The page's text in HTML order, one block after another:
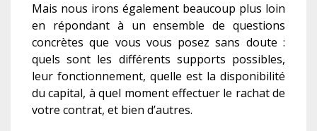
Mais nous irons également beaucoup plus loin
en répondant à un ensemble de questions
concrètes que vous vous posez sans doute :
quels sont les différents supports possibles,
leur fonctionnement, quelle est la disponibilité
du capital, à quel moment effectuer le rachat de
votre contrat, et bien d’autres.